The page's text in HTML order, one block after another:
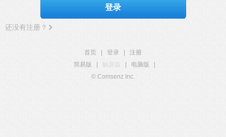
登录
还没有注册？
首页 登录
注册
简易版
触屏版 电脑版
© Comsenz Inc.